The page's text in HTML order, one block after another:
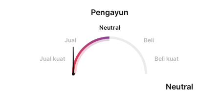
Pengayun
Neutral
Jual
Beli
Jual kuat Beli kuat
Neutral